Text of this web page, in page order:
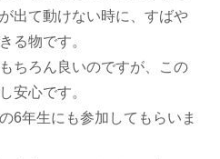
出て動けない時に、すばや
る物です。
ちろん良いのですが、この
安心です。
6年生にも参加してもらいま